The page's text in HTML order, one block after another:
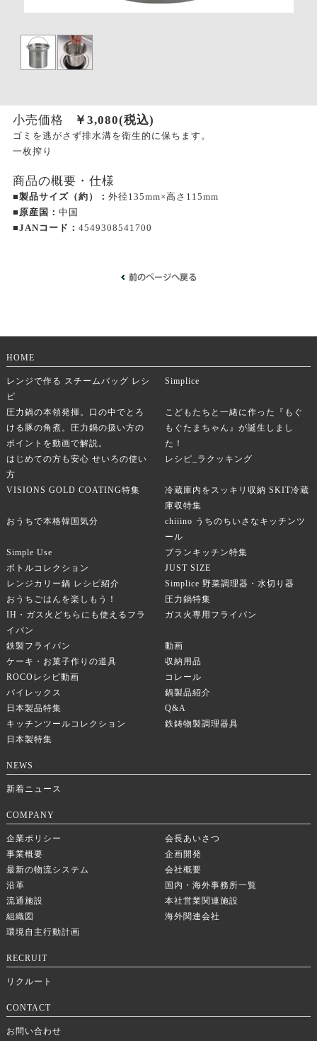
小売価格 ￥ 3,080(税込)
ゴミを逃がさず排水溝を衛生的に保ちます。
一枚搾り
商品の概要・仕様
■製品サイズ（約）： 外径135mm×高さ115mm
■原産国： 中国
■JANコード： 4549308541700
HOME
レンジで作る スチームバッグ レシ
ピ
Simplice
圧力鍋の本領発揮。口の中でとろ
ける豚の角煮。圧力鍋の扱い方の
ポイントを動画で解説。
こどもたちと一緒に作った『もぐ
もぐたまちゃん』が誕生しまし
た！
はじめての方も安心 せいろの使い
方
レシピ_ラクッキング
VISIONS GOLD COATING特集
冷蔵庫内をスッキリ収納 SKIT冷蔵
庫収特集
おうちで本格韓国気分
chiiino うちのちいさなキッチンツ
ール
Simple Use
ブランキッチン特集
ボトルコレクション
JUST SIZE
レンジカリー鍋 レシピ紹介
Simplice 野菜調理器・水切り器
おうちごはんを楽しもう！
圧力鍋特集
IH・ガス火どちらにも使えるフラ
イパン
ガス火専用フライパン
鉄製フライパン
動画
ケーキ・お菓子作りの道具
収納用品
ROCOレシピ動画
コレール
パイレックス
鍋製品紹介
日本製品特集
Q&A
キッチンツールコレクション
鉄鋳物製調理器具
日本製特集
NEWS
新着ニュース
COMPANY
企業ポリシー
会長あいさつ
事業概要
企画開発
最新の物流システム
会社概要
沿革
国内・海外事務所一覧
流通施設
本社営業関連施設
組織図
海外関連会社
環境自主行動計画
RECRUIT
リクルート
CONTACT
お問い合わせ